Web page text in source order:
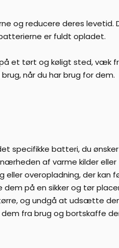
og reducere deres levetid.
er fuldt opladet.
et tørt og køligt sted, væk
når du har brug for dem.
specifikke batteri, du
af varme kilder eller
overopladning, der kan
på en sikker og tør
og undgå at udsætte
fra brug og bortskaffe